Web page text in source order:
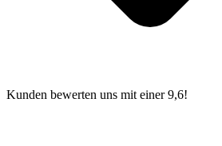
Kunden bewerten uns mit einer 9,6!